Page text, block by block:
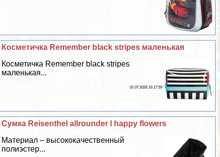
Косметичка Remember black stripes маленькая
Косметичка Remember black stripes
маленькая...
01 07 2026 16:17:59
Сумка Reisenthel allrounder l happy flowers
Материал – высококачественный
полиэстер...